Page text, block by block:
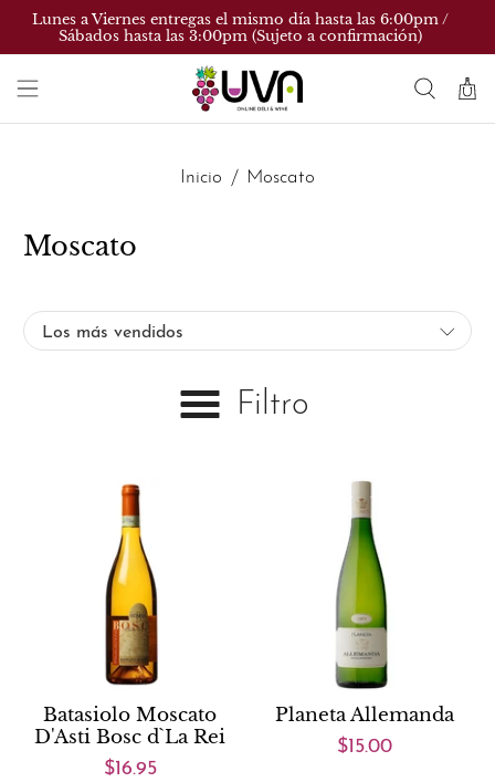
Lunes a Viernes entregas el mismo día hasta las 6:00pm /
Sábados hasta las 3:00pm (Sujeto a confirmación)
Inicio Moscato
Moscato
Filtro
Batasiolo Moscato
D'Asti Bosc d`La Rei
$16.95
Planeta Allemanda
$15.00